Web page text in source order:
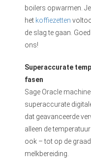
boilers opwarmen.
het koffiezetten
de slag te gaan.
ons!
Superaccurate
fasen
Sage Oracle
superaccurate
dat geavanceerde
alleen de
ook – tot op de
melkbereiding.